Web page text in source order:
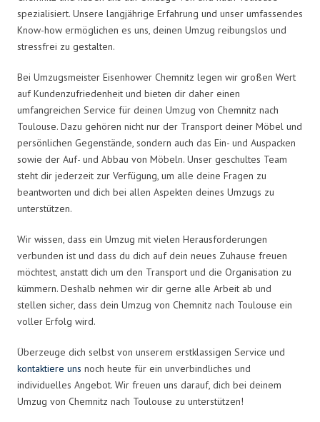
spezialisiert. Unsere langjährige Erfahrung und unser umfassendes
Know-how ermöglichen es uns, deinen Umzug reibungslos und
stressfrei zu gestalten.
Bei Umzugsmeister Eisenhower Chemnitz legen wir großen Wert
auf Kundenzufriedenheit und bieten dir daher einen
umfangreichen Service für deinen Umzug von Chemnitz nach
Toulouse. Dazu gehören nicht nur der Transport deiner Möbel und
persönlichen Gegenstände, sondern auch das Ein- und Auspacken
sowie der Auf- und Abbau von Möbeln. Unser geschultes Team
steht dir jederzeit zur Verfügung, um alle deine Fragen zu
beantworten und dich bei allen Aspekten deines Umzugs zu
unterstützen.
Wir wissen, dass ein Umzug mit vielen Herausforderungen
verbunden ist und dass du dich auf dein neues Zuhause freuen
möchtest, anstatt dich um den Transport und die Organisation zu
kümmern. Deshalb nehmen wir dir gerne alle Arbeit ab und
stellen sicher, dass dein Umzug von Chemnitz nach Toulouse ein
voller Erfolg wird.
Überzeuge dich selbst von unserem erstklassigen Service und
kontaktiere uns noch heute für ein unverbindliches und
individuelles Angebot. Wir freuen uns darauf, dich bei deinem
Umzug von Chemnitz nach Toulouse zu unterstützen!